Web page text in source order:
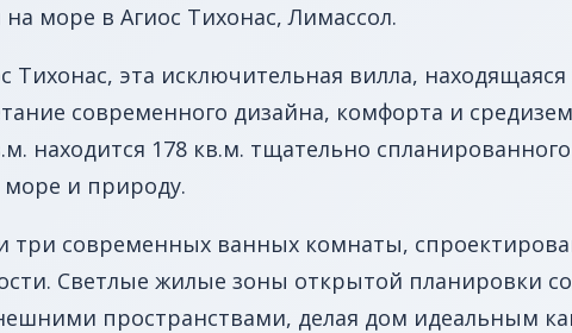
море в Агиос Тихонас, Лимассол.
эта исключительная вилла, находящаяся
современного дизайна, комфорта и
находится 178 кв.м. тщательно
и природу.
три современных ванных комнаты,
Светлые жилые зоны открытой планировки
пространствами, делая дом идеальным